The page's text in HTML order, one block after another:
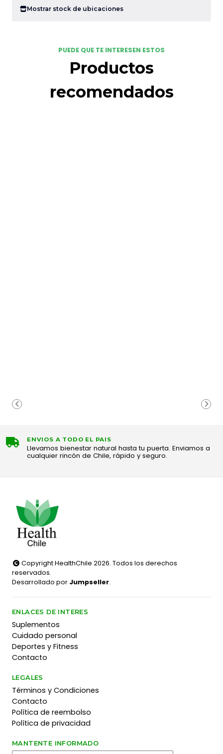
Mostrar stock de ubicaciones
PUEDE QUE TE INTERESEN ESTOS
Productos
recomendados
ENVIOS A TODO EL PAIS
Llevamos bienestar natural hasta tu puerta. Enviamos a
cualquier rincón de Chile, rápido y seguro.
Copyright HealthChile 2026. Todos los derechos
reservados.
Desarrollado por Jumpseller.
ENLACES DE INTERES
Suplementos
Cuidado personal
Deportes y Fitness
Contacto
LEGALES
Términos y Condiciones
Contacto
Política de reembolso
Política de privacidad
MANTENTE INFORMADO